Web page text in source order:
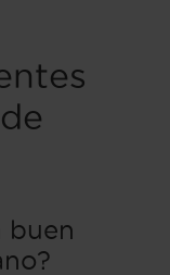
buen